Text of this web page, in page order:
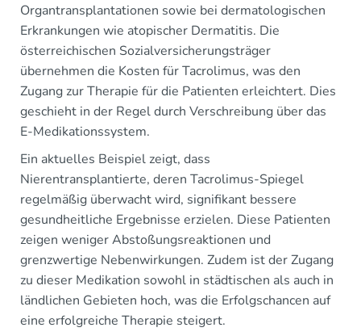
Organtransplantationen sowie bei dermatologischen
Erkrankungen wie atopischer Dermatitis. Die
österreichischen Sozialversicherungsträger
übernehmen die Kosten für Tacrolimus, was den
Zugang zur Therapie für die Patienten erleichtert. Dies
geschieht in der Regel durch Verschreibung über das
E-Medikationssystem.
Ein aktuelles Beispiel zeigt, dass
Nierentransplantierte, deren Tacrolimus-Spiegel
regelmäßig überwacht wird, signifikant bessere
gesundheitliche Ergebnisse erzielen. Diese Patienten
zeigen weniger Abstoßungsreaktionen und
grenzwertige Nebenwirkungen. Zudem ist der Zugang
zu dieser Medikation sowohl in städtischen als auch in
ländlichen Gebieten hoch, was die Erfolgschancen auf
eine erfolgreiche Therapie steigert.